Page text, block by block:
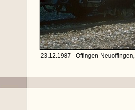
23.12.1987 - Offingen-